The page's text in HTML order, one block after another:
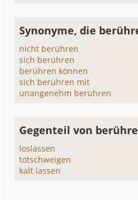
Synonyme, die
nicht berühren
sich berühren
berühren können
sich berühren mit
unangenehm berühren
Gegenteil von
loslassen
totschweigen
kalt lassen